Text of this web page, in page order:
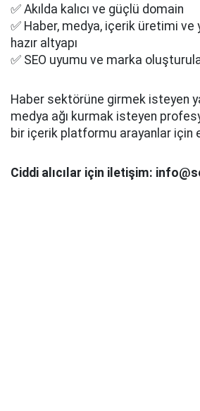
✅ Akılda kalıcı ve güçlü domain
✅ Haber, medya, içerik üretimi ve
hazır altyapı
✅ SEO uyumu ve marka
Haber sektörüne girmek isteyen
medya ağı kurmak isteyen
bir içerik platformu arayanlar için
Ciddi alıcılar için iletişim: